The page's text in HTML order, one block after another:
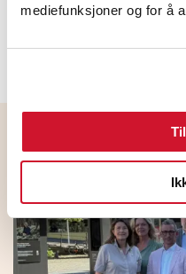
mediefunksjoner og for å
LinkedIn
Flere nyheter